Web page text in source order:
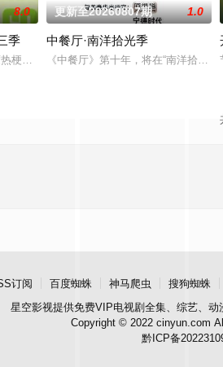
乐部的优秀单口喜剧演员和漫才组合。每一
8.0
季
梗发源地，2026夏天准时快乐
更新至20260807期 1.0
中餐厅·南洋拾光季
《中餐厅》第十年，将在“南洋拾光
订阅 百度蜘蛛 神马爬虫 搜狗蜘蛛
星空影视提供免费VIP电视剧全集、综艺、
Copyright © 2022 cinyun.com
黔ICP备